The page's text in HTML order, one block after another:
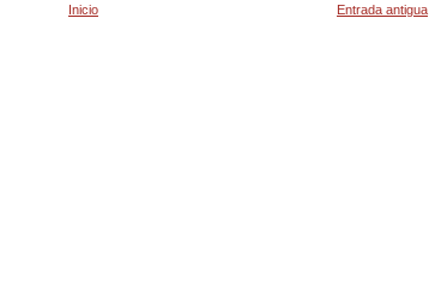
Entrada antigua
Inicio